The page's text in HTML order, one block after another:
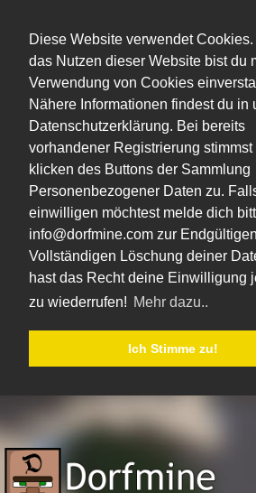
Diese Website verwendet Cookies.
das Nutzen dieser Website bist du
Verwendung von Cookies
Nähere Informationen findest du in
Datenschutzerklärung. Bei bereits
vorhandener Registrierung stimmst
klicken des Buttons der Sammlung
Personenbezogener Daten zu.
einwilligen möchtest melde dich
info@dorfmine.com zur
Vollständigen Löschung deiner
hast das Recht deine Einwilligung
zu wiederrufen! Mehr dazu..
Ich Stimme zu!